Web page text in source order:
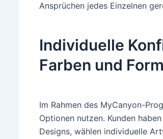
Ansprüchen jedes Einzelnen
Individuelle
Farben und
Im Rahmen des MyCanyon-
Optionen nutzen. Kunden
Designs, wählen individuelle